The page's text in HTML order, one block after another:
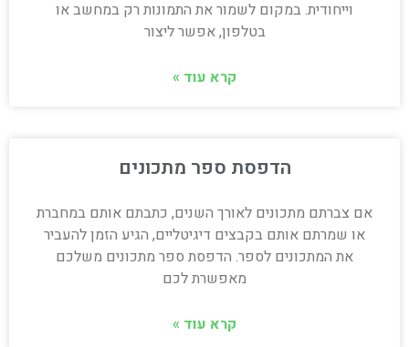
וייחודית. במקום לשמור את התמונות רק במחשב או
בטלפון, אפשר ליצור
קרא עוד »
הדפסת ספר מתכונים
אם צברתם מתכונים לאורך השנים, כתבתם אותם במחברת
או שמרתם אותם בקבצים דיגיטליים, הגיע הזמן להעביר
את המתכונים לספר. הדפסת ספר מתכונים משלכם
מאפשרת לכם
קרא עוד »